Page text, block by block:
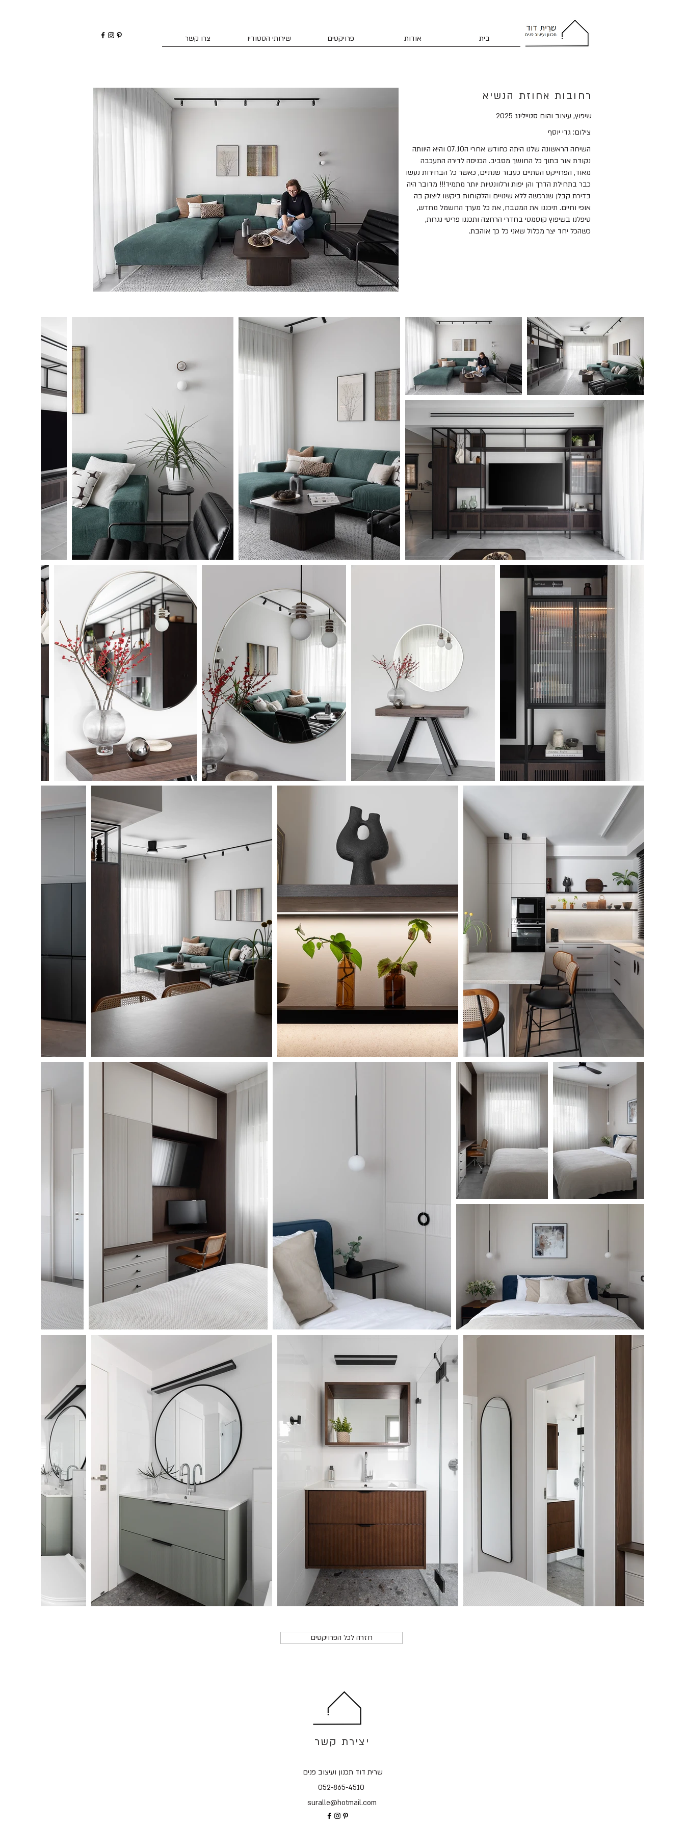
בית אודות פרויקטים שירותי הסטודיו צרו קשר
רחובות אחוזת הנשיא
שיפוץ, עיצוב והום סטיילינג 2025
צילום: גדי יוסף
השיחה הראשונה שלנו היתה כחודש אחרי ה07.10 והיא היוותה
נקודת אור בתוך כל החושך מסביב. הכניסה לדירה התעכבה
מאוד, הפרוייקט הסתיים כעבור שנתיים, כאשר כל הבחירות נעשו
כבר בתחילת הדרך והן יפות ורלוונטיות יותר מתמיד!!! מדובר היה
בדירת קבלן שנרכשה ללא שינויים והלקוחות ביקשו ליצוק בה
אופי וחיים. תיכננו את המטבח, את כל מערך החשמל מחדש,
טיפלנו בשיפוץ קוסמטי בחדרי הרחצה ותכננו פריטי נגרות,
כשהכל יחד יצר מכלול שאני כל כך אוהבת.
חזרה לכל הפרויקטים
יצירת קשר
שרית דוד תכנון ועיצוב פנים
052-865-4510
suralle@hotmail.com